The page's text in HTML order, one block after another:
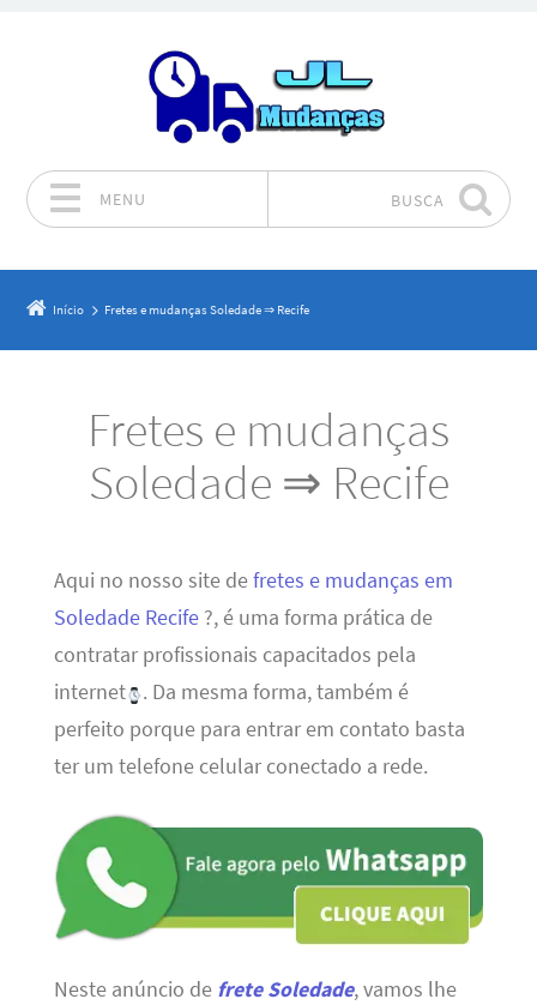
MENU BUSCA
Início Fretes e mudanças Soledade ⇒ Recife
Fretes e mudanças
Soledade ⇒ Recife
Aqui no nosso site defretes e mudanças em
Soledade Recife?, é uma forma prática de
contratar profissionais capacitados pela
internet
. Da mesma forma, também é
perfeito porque para entrar em contato basta
ter um telefone celular conectado a rede.
Neste anúncio de frete Soledade, vamos lhe